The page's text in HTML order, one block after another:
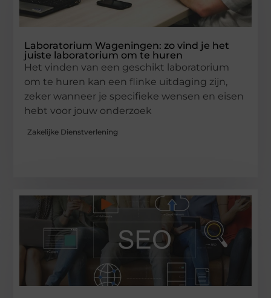
Laboratorium Wageningen: zo vind je het
juiste laboratorium om te huren
Het vinden van een geschikt laboratorium
om te huren kan een flinke uitdaging zijn,
zeker wanneer je specifieke wensen en eisen
hebt voor jouw onderzoek
Zakelijke Dienstverlening